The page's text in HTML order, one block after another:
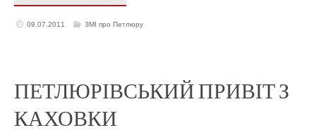
09.07.2011 ЗМІ про Петлюру
ПЕТЛЮРІВСЬКИЙ ПРИВІТ З
КАХОВКИ